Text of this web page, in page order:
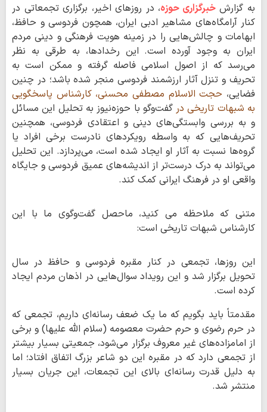
به گزارشخبرگزاری حوزه، در روزهای اخیر، برگزاری تجمعاتی در
کنار آرامگاه‌های مشاهیر ادبی ایران، همچون فردوسی و حافظ،
ابهامات و چالش‌هایی را در زمینه هویت فرهنگی و دینی مردم
ایران به وجود آورده است. این رخدادها، به طرقی به نظر
می‌رسد که از اصول اسلامی فاصله گرفته و ممکن است به
تحریف و تنزل آثار ارزشمند فردوسی منجر شده باشد؛ در چنین
فضایی، حجت الاسلام مصطفی محسنی، کارشناس پاسخگویی
به شبهات تاریخی در گفت‌وگو با حوزه‌نیوز به تحلیل این مسائل
و به بررسی وابستگی‌های دینی و اعتقادی فردوسی، همچنین
تحریف‌هایی که به واسطه رویکردهای نادرست برخی افراد یا
گروه‌ها نسبت به آثار او ایجاد شده است، می‌پردازد. این تحلیل
می‌تواند به درک درست‌تر از اندیشه‌های عمیق فردوسی و جایگاه
واقعی او در فرهنگ ایرانی کمک کند.
متنی که ملاحظه می کنید، ماحصل گفت‌وگوی ما با این
کارشناس شبهات تاریخی است:
این روزها، تجمعی در کنار مقبره فردوسی و حافظ در سال
تحویل برگزار شد و این رویداد سوال‌هایی در اذهان مردم ایجاد
کرده است.
مقدمتاً باید بگویم که ما یک ضعف رسانه‌ای داریم، تجمعی که
در حرم رضوی و حرم حضرت معصومه (سلام الله علیها) و برخی
از امامزاده‌های غیر معروف برگزار می‌شود، جمعیتی بسیار بیشتر
از تجمعی دارد که در مقبره این دو شاعر بزرگ اتفاق افتاد؛ اما
به دلیل قدرت رسانه‌ای بالای این تجمعات، این جریان بسیار
منتشر شد.